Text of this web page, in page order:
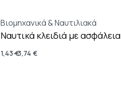
Βιομηχανικά & Ναυτιλιακά
Ναυτικά κλειδιά με ασφάλεια
1,43€3,74 €